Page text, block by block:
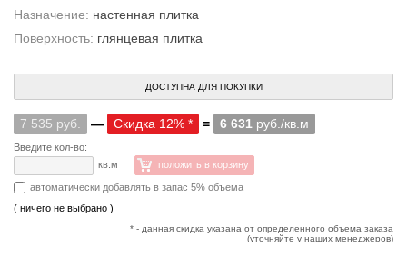
Назначение: настенная плитка
Поверхность: глянцевая плитка
ДОСТУПНА ДЛЯ ПОКУПКИ
7 535 руб. — Скидка 12% * = 6 631 руб./кв.м
Введите кол-во:
кв.м
положить в корзину
автоматически добавлять в запас 5% объема
( ничего не выбрано )
* - данная скидка указана от определенного объема заказа
(уточняйте у наших менеджеров)